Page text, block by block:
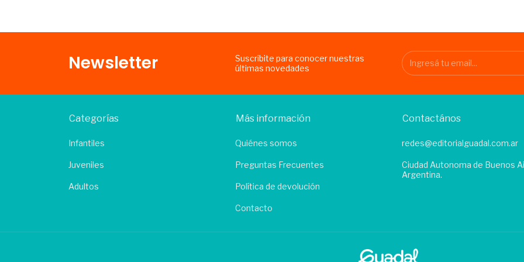
Newsletter
Suscribite para conocer nuestras
últimas novedades
Categorías
Infantiles
Juveniles
Adultos
Más información
Quiénes somos
Preguntas Frecuentes
Política de devolución
Contacto
Contactános
redes@editorialguadal.com.ar
Ciudad Autonoma de Buenos
Argentina.